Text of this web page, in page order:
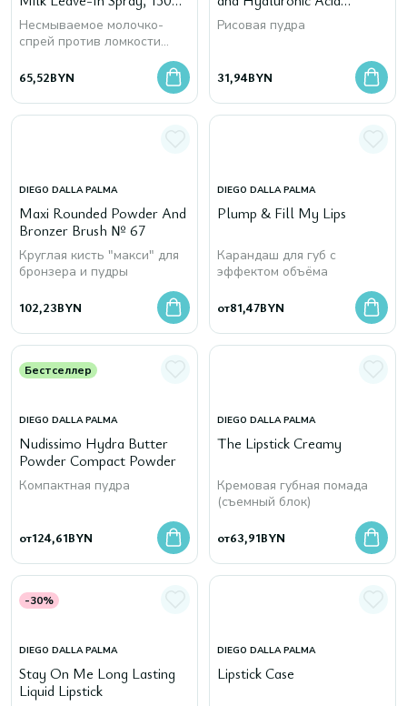
мл
Несмываемое молочко-
спрей против ломкости
65,52BYN
Intensive Regenerating
Treatment
Рисовая пудра
31,94BYN
DIEGO DALLA PALMA
Maxi Rounded Powder And
Bronzer Brush № 67
Круглая кисть "макси" для
бронзера и пудры
102,23BYN
DIEGO DALLA PALMA
Plump & Fill My Lips
Карандаш для губ с
эффектом объёма
от81,47BYN
Бестселлер
DIEGO DALLA PALMA
Nudissimo Hydra Butter
Powder Compact Powder
Компактная пудра
от124,61BYN
DIEGO DALLA PALMA
The Lipstick Creamy
Кремовая губная помада
(съемный блок)
от63,91BYN
-30%
DIEGO DALLA PALMA
Stay On Me Long Lasting
Liquid Lipstick
DIEGO DALLA PALMA
Lipstick Case